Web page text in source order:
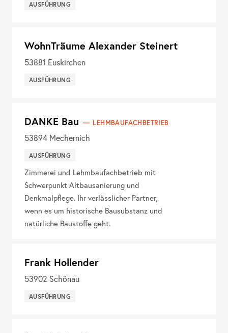
AUSFÜHRUNG
WohnTräume Alexander Steinert
53881 Euskirchen
AUSFÜHRUNG
DANKE Bau LEHMBAUFACHBETRIEB
53894 Mechernich
AUSFÜHRUNG
Zimmerei und Lehmbaufachbetrieb mit
Schwerpunkt Altbausanierung und
Denkmalpflege. Ihr verlässlicher Partner,
wenn es um historische Bausubstanz und
natürliche Baustoffe geht.
Frank Hollender
53902 Schönau
AUSFÜHRUNG